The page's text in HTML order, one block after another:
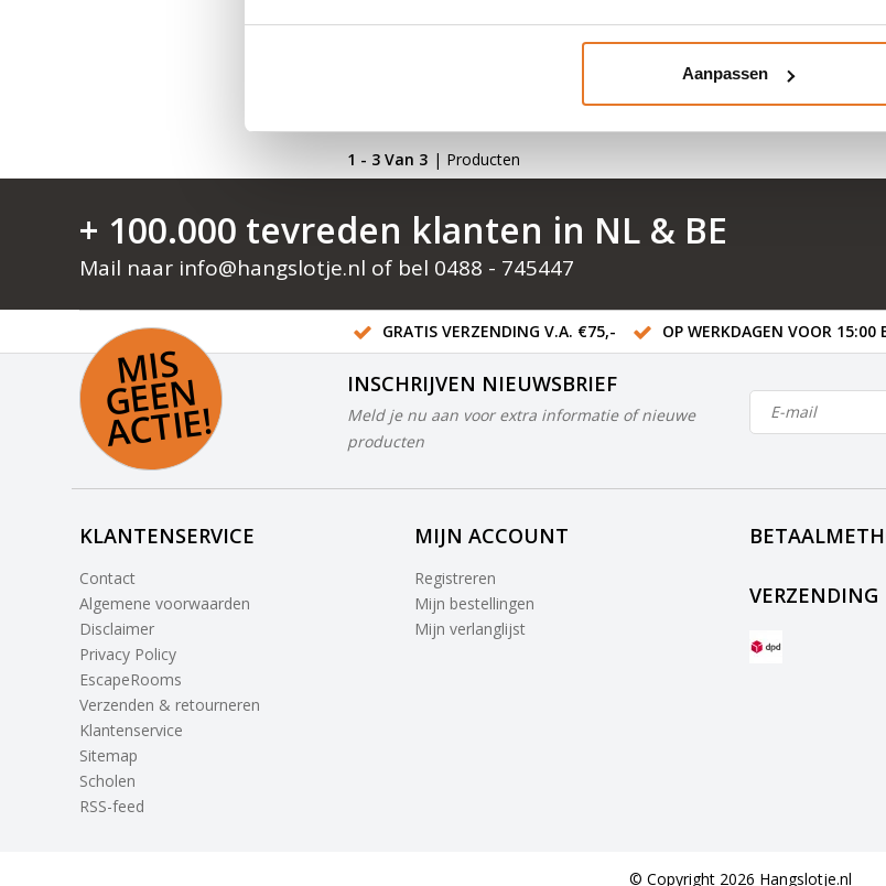
Aanpassen
1 - 3 Van 3 | Producten
+ 100.000 tevreden klanten in NL & BE
Mail naar info@hangslotje.nl of bel 0488 - 745447
GRATIS VERZENDING V.A. €75,- OP WERKDAGEN VOOR 15:00
MI
S
G
E
E
N
A
C
TI
E!
INSCHRIJVEN NIEUWSBRIEF
Meld je nu aan voor extra informatie of nieuwe
producten
KLANTENSERVICE
Contact
Algemene voorwaarden
Disclaimer
Privacy Policy
EscapeRooms
Verzenden & retourneren
Klantenservice
Sitemap
Scholen
RSS-feed
MIJN ACCOUNT
Registreren
Mijn bestellingen
Mijn verlanglijst
VERZENDING
© Copyright 2026 Hangslotje.nl